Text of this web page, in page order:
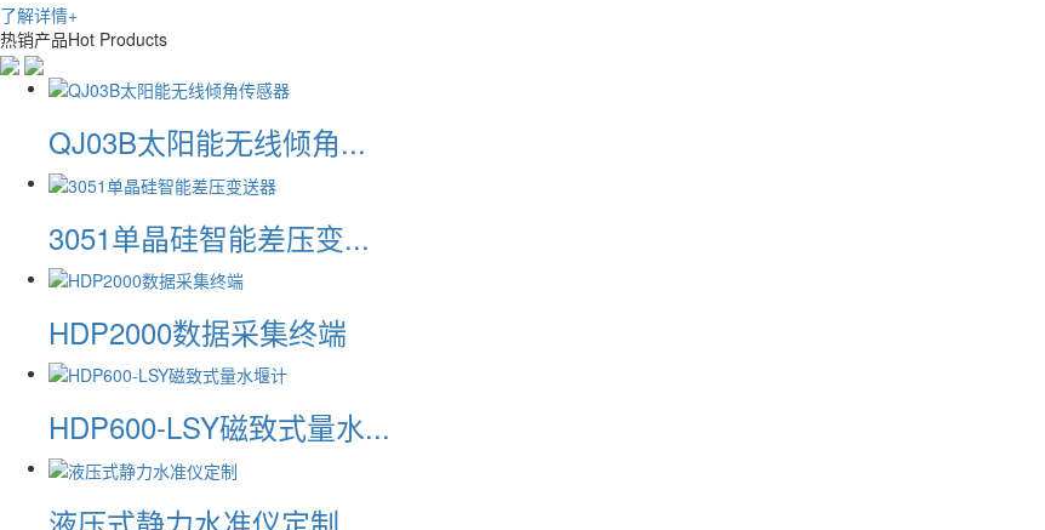
了解详情+
热销产品Hot Products
QJ03B太阳能无线倾角...
3051单晶硅智能差压变...
HDP2000数据采集终端
HDP600-LSY磁致式量水...